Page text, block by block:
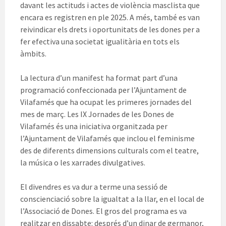
davant les actituds i actes de violència masclista que
encara es registren en ple 2025. A més, també es van
reivindicar els drets i oportunitats de les dones per a
fer efectiva una societat igualitària en tots els
àmbits.
La lectura d’un manifest ha format part d’una
programació confeccionada per l’Ajuntament de
Vilafamés que ha ocupat les primeres jornades del
mes de març. Les IX Jornades de les Dones de
Vilafamés és una iniciativa organitzada per
l’Ajuntament de Vilafamés que inclou el feminisme
des de diferents dimensions culturals com el teatre,
la música o les xarrades divulgatives.
El divendres es va dur a terme una sessió de
conscienciació sobre la igualtat a la llar, en el local de
l’Associació de Dones. El gros del programa es va
realitzar en dissabte: després d’un dinar de germanor,